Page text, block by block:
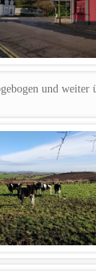
und weiter